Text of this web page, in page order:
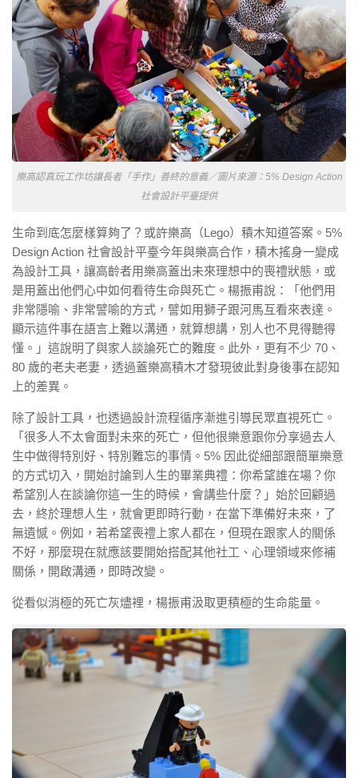
樂高認真玩工作坊讓長者「手作」善終的意義／圖片來源：5% Design Action
社會設計平臺提供
生命到底怎麼樣算夠了？或許樂高（Lego）積木知道答案。5%
Design Action 社會設計平臺今年與樂高合作，積木搖身一變成
為設計工具，讓高齡者用樂高蓋出未來理想中的喪禮狀態，或
是用蓋出他們心中如何看待生命與死亡。楊振甫說：「他們用
非常隱喻、非常譬喻的方式，譬如用獅子跟河馬互看來表達。
顯示這件事在語言上難以溝通，就算想講，別人也不見得聽得
懂。」這說明了與家人談論死亡的難度。此外，更有不少 70、
80 歲的老夫老妻，透過蓋樂高積木才發現彼此對身後事在認知
上的差異。
除了設計工具，也透過設計流程循序漸進引導民眾直視死亡。
「很多人不太會面對未來的死亡，但他很樂意跟你分享過去人
生中做得特別好、特別難忘的事情。5% 因此從細部跟簡單樂意
的方式切入，開始討論到人生的畢業典禮：你希望誰在場？你
希望別人在談論你這一生的時候，會講些什麼？」始於回顧過
去，終於理想人生，就會更即時行動，在當下準備好未來，了
無遺憾。例如，若希望喪禮上家人都在，但現在跟家人的關係
不好，那麼現在就應該要開始搭配其他社工、心理領域來修補
關係，開啟溝通，即時改變。
從看似消極的死亡灰燼裡，楊振甫汲取更積極的生命能量。